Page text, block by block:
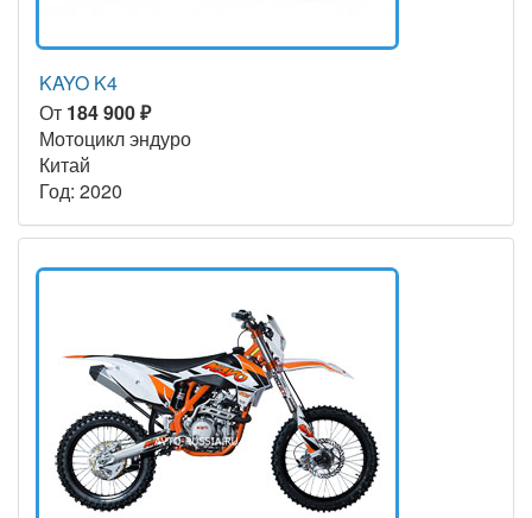
KAYO K4
От 184 900 ₽
Мотоцикл эндуро
Китай
Год: 2020